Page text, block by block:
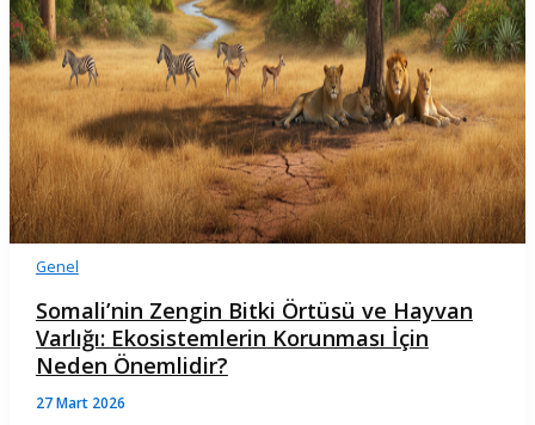
Genel
Somali’nin Zengin Bitki Örtüsü ve Hayvan
Varlığı: Ekosistemlerin Korunması İçin
Neden Önemlidir?
27 Mart 2026